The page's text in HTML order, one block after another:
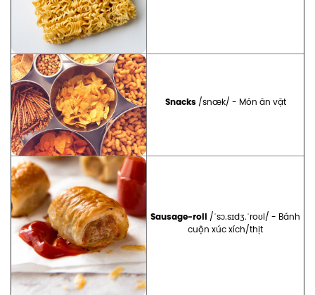
Snacks/snæk/ - Món ăn vặt
Sausage-roll /ˈsɔ.sɪdʒ.ˈroʊl/ - Bánh
cuộn xúc xích/thịt